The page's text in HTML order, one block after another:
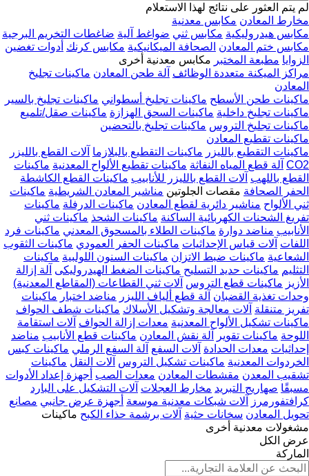
لم يتم العثور على نتائج لهذا الاستعلام
مخارط المعادن مكابس معدنية
مكابس هيدروليكية مكابس ثني ضواغط آلية ضاغطات التخريم البرجية
مكابس ختم المعادن الصحافة الميكانيكية مكابس كرنك أدوات تغضين
الزوايا مطبعة المختبر مكابس معدنية أخرى
مراكز الميكنة متعددة الوظائف آلة طحن المعادن ماكينات تجليخ
المعادن
ماكينات طحن الأسطح ماكينات تجليخ أسطواني ماكينات تجليخ بالسير
ماكينات تجليخ داخلية ماكينات السحق الهزازة ماكينات صقل/تلميع
ماكينات تجليخ التروس ماكينات تجليخ بالتحضين
ماكينات تقطيع المعادن
ماكينات التقطيع بالليزر ماكينات التقطيع بالبلازما آلات القطع بالليزر
CO2 آلة قطع المياه النفاثة ماكينات تقطيع الألواح المعدنية ماكينات
القطع باللهب آلات القطع بالليزر للأنابيب ماكينات القطع الكاشطة
الحفر الصحافة مقصات الجلوتين مناشير المعادن الشريطية ماكينات
ثني الألواح مناشير دائرية لقطع المعادن ماكينات الدرفلة ماكينات
تفريغ الشحنات الكهربائية الساكنة ماكينات الشحذ ماكينات ثني
الأنابيب مناضد دوارة ماكينات الطلاء بالمسحوق المعدني ماكينات فرد
اللفات آلات قياس الإحداثيات ماكينات الحفر العمودي ماكينات الثقوب
الشعاعية ماكينات ضبط الاتزان ماكينات السنون اللولبية ماكينات
التثليم ماكينات حديد التسليح ماكينات الضغط الهيدروليكى آلة إزالة
الأزيز ماكينات قطع التروس آلات ثني القطاعات (المقاطع المعدنية)
وحدات تغذية القضبان آلة قطع ألياف الليزر مناضد اختبار ماكينات
تفريز متنقلة آلات معالجة وتشكيل الأسلاك ماكينات شطف الحواف
ماكينات تشكيل الألواح المعدنية معدات إزالة الحواف آلات استقامة
اللوحة ماكينات تقوير آلة نقش المعادن ماكينات قطع الأنابيب مناضد
إحداثيات معدات الحدادة آلات السفع آلة السفع الرملي ماكينات كبس
الخردوات المعدنية ماكينات تشكيل التروس آلات النقل ماكينات
تشقيب المعدن مقشطات المعادن معدات الصب أجهزة إعداد الأدوات
مسبقًا صهاريج التبريد مخارط العجلات آلات التشكيل على البارد
كرافتفورمرز
آلات شبكات معدنية موسعة أجهزة عرض جانبي مصانع
تحويل المعادن سخانات حثية آلات برشمة حذاء الكبح ماكينات
مشغولات معدنية أخرى
عرض الكل
الماركة